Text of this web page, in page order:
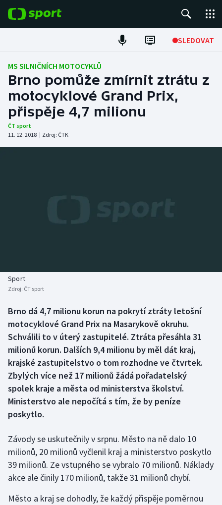
SLEDOVAT
Fotbal
Hokej
Tenis
Atletika
Biatlon
Box
Curling
Dostihy
Florbal
Futsal
Golf
Gymnastika
Aplikace ČT sport
MS SILNIČNÍCH MOTOCYKLŮ
Brno pomůže zmírnit ztrátu z
motocyklové Grand Prix,
přispěje 4,7 milionu
ČT sport
11. 12. 2018 | Zdroj: ČTK
Sport
Zdroj: ČT sport
Brno dá 4,7 milionu korun na pokrytí ztráty letošní
motocyklové Grand Prix na Masarykově okruhu.
Schválili to v úterý zastupitelé. Ztráta přesáhla 31
milionů korun. Dalších 9,4 milionu by měl dát kraj,
krajské zastupitelstvo o tom rozhodne ve čtvrtek.
Zbylých více než 17 milionů žádá pořadatelský
spolek kraje a města od ministerstva školství.
Ministerstvo ale nepočítá s tím, že by peníze
poskytlo.
Závody se uskutečnily v srpnu. Město na ně dalo 10
milionů, 20 milionů vyčlenil kraj a ministerstvo poskytlo
39 milionů. Ze vstupného se vybralo 70 milionů. Náklady
akce ale činily 170 milionů, takže 31 milionů chybí.
Město a kraj se dohodly, že každý přispěje poměrnou